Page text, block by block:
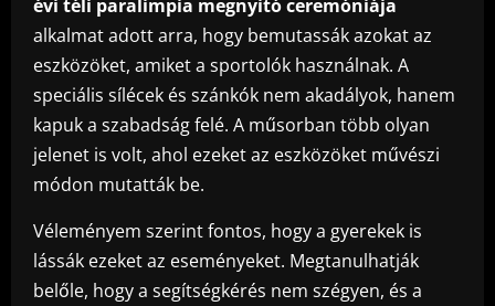
évi téli paralimpia megnyitó ceremóniája
alkalmat adott arra, hogy bemutassák azokat az
eszközöket, amiket a sportolók használnak. A
speciális sílécek és szánkók nem akadályok, hanem
kapuk a szabadság felé. A műsorban több olyan
jelenet is volt, ahol ezeket az eszközöket művészi
módon mutatták be.
Véleményem szerint fontos, hogy a gyerekek is
lássák ezeket az eseményeket. Megtanulhatják
belőle, hogy a segítségkérés nem szégyen, és a